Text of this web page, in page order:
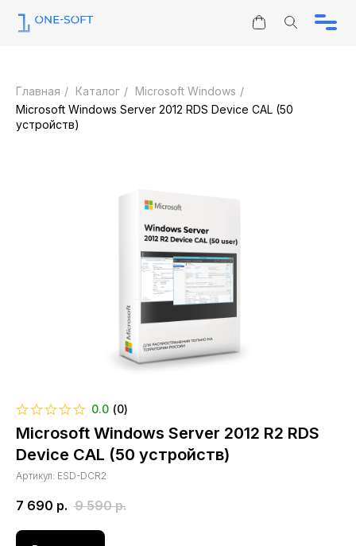
Каталог
Юридическим лицам
Контакты
Главная / Каталог / Microsoft Windows /
Microsoft Windows Server 2012 RDS Device CAL (50
устройств)
0.0 (0)
Microsoft Windows Server 2012 R2 RDS
Device CAL (50 устройств)
Артикул: ESD-DCR2
7 690 р. 9 590 р.